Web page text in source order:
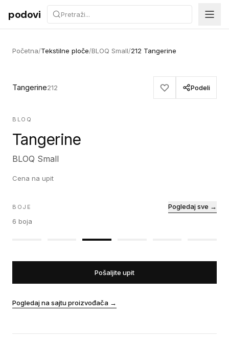
Preskoči na sadržaj
podovi
Početna/Tekstilne ploče/BLOQ Small/212 Tangerine
Tangerine212 Podeli
BLOQ
Tangerine
BLOQ Small
Cena na upit
BOJE
6 boja
Pogledaj sve →
Pošaljite upit
Pogledaj na sajtu proizvođača →